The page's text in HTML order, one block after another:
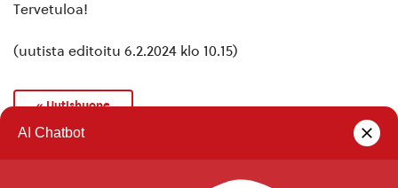
Tervetuloa!
(uutista editoitu 6.2.2024 klo 10.15)
« Uutishuone